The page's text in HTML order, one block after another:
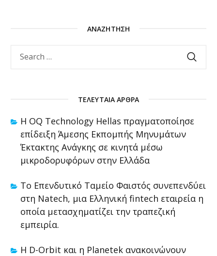
ΑΝΑΖΉΤΗΣΗ
ΤΕΛΕΥΤΑΊΑ ΆΡΘΡΑ
Η OQ Technology Hellas πραγματοποίησε
επίδειξη Άμεσης Εκπομπής Μηνυμάτων
Έκτακτης Ανάγκης σε κινητά μέσω
μικροδορυφόρων στην Ελλάδα
Το Επενδυτικό Ταμείο Φαιστός συνεπενδύει
στη Natech, μια Ελληνική fintech εταιρεία η
οποία μετασχηματίζει την τραπεζική
εμπειρία.
Η D-Orbit και η Planetek ανακοινώνουν